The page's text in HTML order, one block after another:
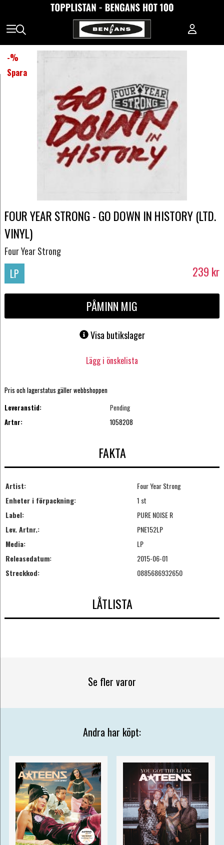
-%
Spara
FOUR YEAR STRONG - GO DOWN IN HISTORY (LTD.
VINYL)
Four Year Strong
LP 239 kr
PÅMINN MIG
Visa butikslager
Lägg i önskelista
Pris och lagerstatus gäller webbshoppen
Leveranstid:
Pending
Artnr:
1058208
FAKTA
Artist:
Four Year Strong
Enheter i förpackning:
1 st
Label:
PURE NOISE R
Lev. Artnr.:
PNE152LP
Media:
LP
Releasedatum:
2015-06-01
Streckkod:
0885686932650
LÅTLISTA
Se fler varor
Andra har köpt: